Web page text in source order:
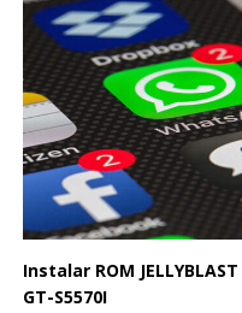
Instalar ROM
GT-S5570I